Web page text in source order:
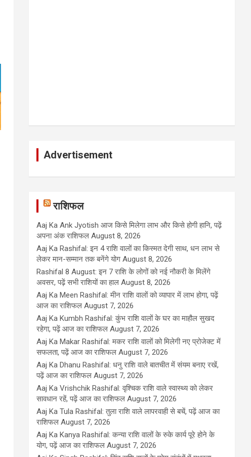
Advertisement
राशिफल
Aaj Ka Ank Jyotish आज किसे मिलेगा लाभ और किसे होगी हानि, पढ़ें
अपना अंक राशिफल August 8, 2026
Aaj Ka Rashifal: इन 4 राशि वालों का किस्मत देगी साथ, धन लाभ से
लेकर मान-सम्मान तक बनेंगे योग August 8, 2026
Rashifal 8 August: इन 7 राशि के लोगों को नई नौकरी के मिलेंगे
अवसर, पढ़ें सभी राशियों का हाल August 8, 2026
Aaj Ka Meen Rashifal: मीन राशि वालों को व्यापार में लाभ होगा, पढ़ें
आज का राशिफल August 7, 2026
Aaj Ka Kumbh Rashifal: कुंभ राशि वालों के घर का माहौल सुखद
रहेगा, पढ़ें आज का राशिफल August 7, 2026
Aaj Ka Makar Rashifal: मकर राशि वालों को मिलेगी नए प्रोजेक्ट में
सफलता, पढ़ें आज का राशिफल August 7, 2026
Aaj Ka Dhanu Rashifal: धनु राशि वाले बातचीत में संयम बनाए रखें,
पढ़ें आज का राशिफल August 7, 2026
Aaj Ka Vrishchik Rashifal: वृश्चिक राशि वाले स्वास्थ्य को लेकर
सावधान रहें, पढ़ें आज का राशिफल August 7, 2026
Aaj Ka Tula Rashifal: तुला राशि वाले लापरवाही से बचें, पढ़ें आज का
राशिफल August 7, 2026
Aaj Ka Kanya Rashifal: कन्या राशि वालों के रुके कार्य पूरे होने के
योग, पढ़ें आज का राशिफल August 7, 2026